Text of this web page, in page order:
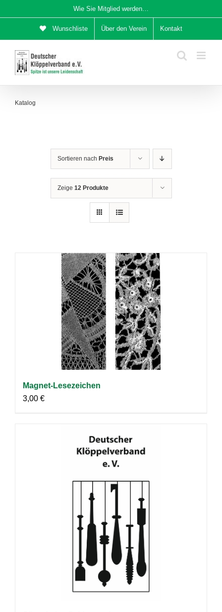
Inhalt
Wie Sie Mitglied werden…
Wunschliste Über den Verein Kontakt
Katalog
Sortieren nach Preis
Zeige 12 Produkte
Magnet-Lesezeichen
3,00 €